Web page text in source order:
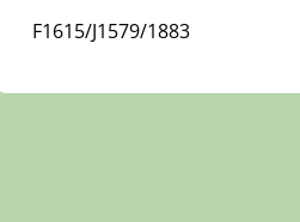
F1615/J1579/1883